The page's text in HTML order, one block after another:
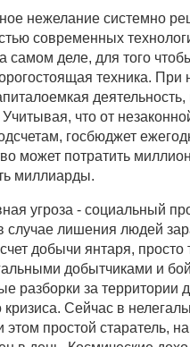
нежелание системно
современных
самом деле, для того
техника.
Учитывая, что от
госбюджет
может потратить
миллиарды.
угроза - социальный
случае лишения людей
добычи янтаря,
добытчиками и
разборки за территории
кризиса. Сейчас в
этом простой старатель,